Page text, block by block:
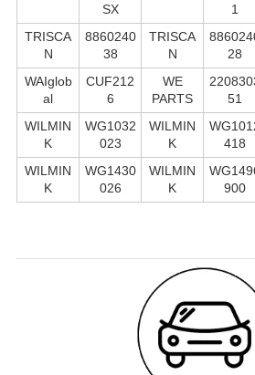
SX
1
TRISCA
N
8860240
38
TRISCA
N
28
WAIglob
al
CUF212
6
WE
PARTS
51
WILMIN
K
WG1032
023
WILMIN
K
418
WILMIN
K
WG1430
026
WILMIN
K
900